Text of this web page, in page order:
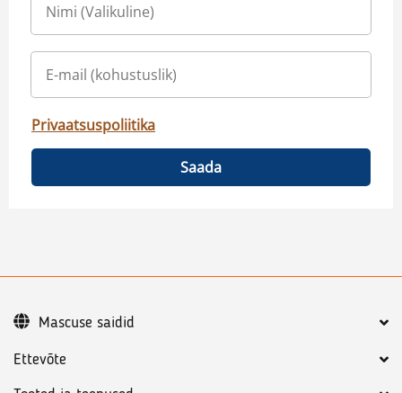
Privaatsuspoliitika
Saada
Ettevõte
Mascuse saidid